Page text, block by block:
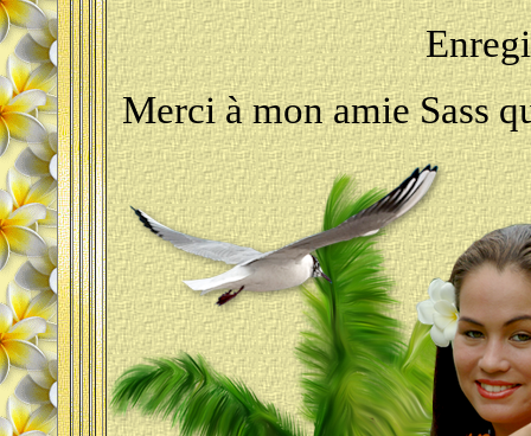
Merci à mon amie Sass